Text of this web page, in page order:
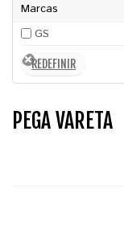
Marcas
GS
PEGA VARETA